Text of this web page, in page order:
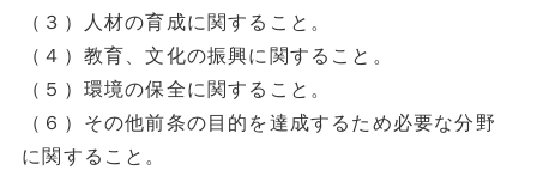
（３）人材の育成に関すること。
（４）教育、文化の振興に関すること。
（５）環境の保全に関すること。
（６）その他前条の目的を達成するため必要な分野
に関すること。